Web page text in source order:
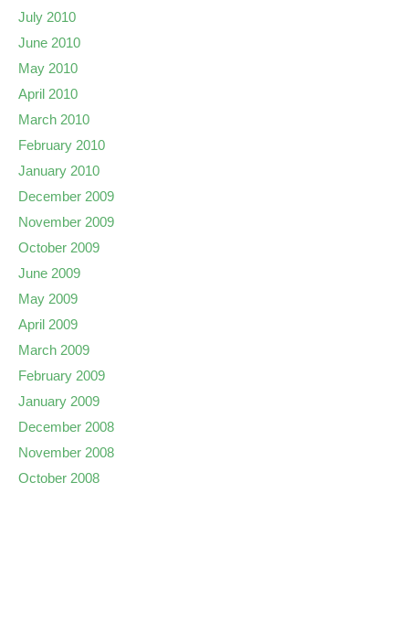
July 2010
June 2010
May 2010
April 2010
March 2010
February 2010
January 2010
December 2009
November 2009
October 2009
June 2009
May 2009
April 2009
March 2009
February 2009
January 2009
December 2008
November 2008
October 2008